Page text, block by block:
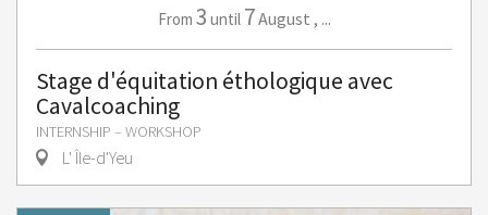
From 3 until 7August , ...
Stage d'équitation éthologique avec
Cavalcoaching
INTERNSHIP – WORKSHOP
L' Île-d'Yeu